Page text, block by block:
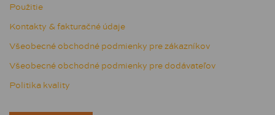
Použitie
Kontakty & fakturačné údaje
Všeobecné obchodné podmienky pre zákazníkov
Všeobecné obchodné podmienky pre dodávateľov
Politika kvality